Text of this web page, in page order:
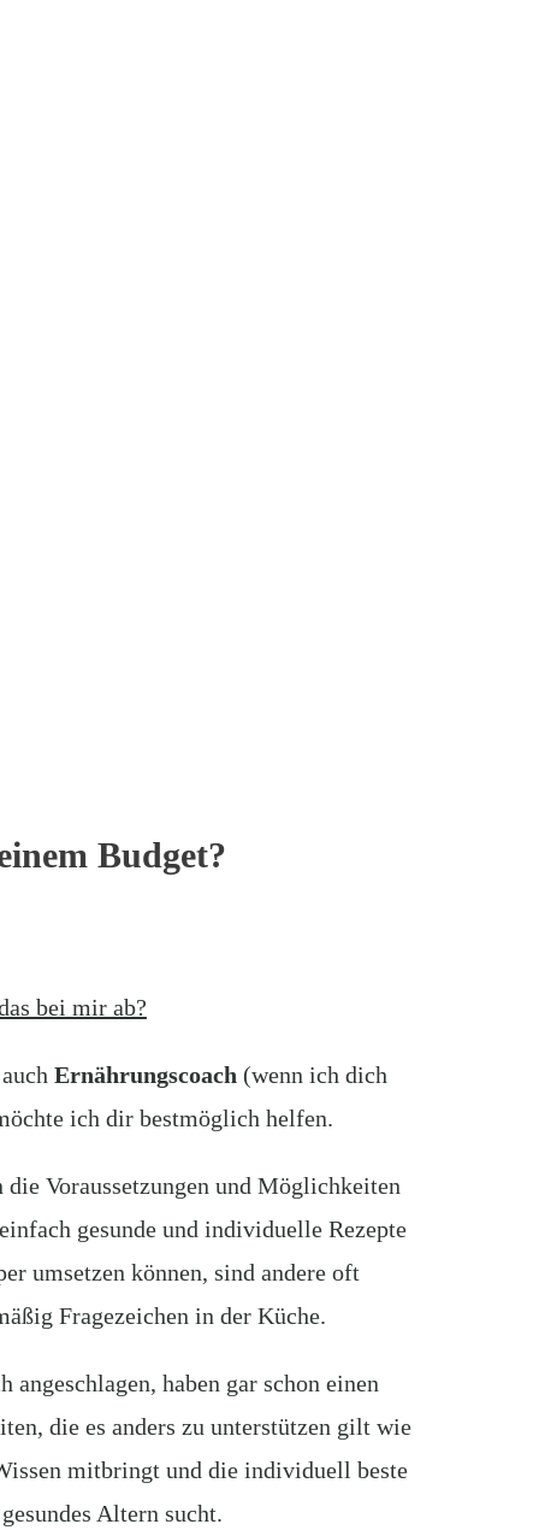
Budget?
bei mir ab?
Ernährungscoach (wenn ich dich
ich dir bestmöglich helfen.
Voraussetzungen und Möglichkeiten
gesunde und individuelle Rezepte
umsetzen können, sind andere oft
Fragezeichen in der Küche.
haben gar schon einen
die es anders zu unterstützen gilt wie
mitbringt und die individuell beste
Altern sucht.